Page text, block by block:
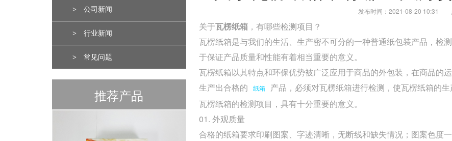
> 公司新闻
> 行业新闻
> 常见问题
推荐产品
发布时间：2021-08-20 10:31
关于瓦楞纸箱，有哪些检测项目？
瓦楞纸箱是与我们的生活、生产密不可分的一种普通纸包装产品，检
于保证产品质量和性能有着相当重要的意义。
瓦楞纸箱以其特点和环保优势被广泛应用于商品的外包装，在商品的
生产出合格的
纸箱
产品，必须对瓦楞纸箱进行检测，使瓦楞纸箱的
瓦楞纸箱的检测项目，具有十分重要的意义。
01. 外观质量
合格的纸箱要求印刷图案、字迹清晰，无断线和缺失情况；图案色度